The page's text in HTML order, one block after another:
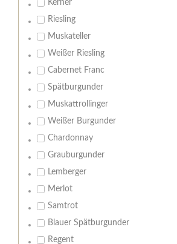
Kerner
Riesling
Muskateller
Weißer Riesling
Cabernet Franc
Spätburgunder
Muskattrollinger
Weißer Burgunder
Chardonnay
Grauburgunder
Lemberger
Merlot
Samtrot
Blauer Spätburgunder
Regent